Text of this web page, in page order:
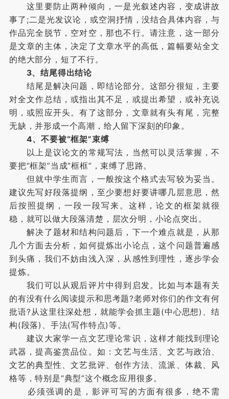
这里要防止两种倾向，一是光叙述内容，变成讲故
事了;二是光发议论，或空洞抒情，没结合具体内容，与
作品完全脱节，空对空，那也不行。请注意，这一部分
是文章的主体，决定了文章水平的高低，篇幅要站全文
的绝大部分，短了不行。
3、结尾得出结论
结尾是解决问题，即结论部分。这部分很短，主要
对全文作总结，或指出其不足，或提出希望，或补充说
明，或照应开头。有了这部分，文章就有头有尾，完整
无缺，并形成一个高潮，给人留下深刻的印象。
4、不要被“框架”束缚
以上是议论文的常规写法，当然可以灵活掌握，不
要把“框架”当成“框框”，束缚了思路。
但就中学生而言，一般按这个格式去写较为妥当。
建议先写好段落提纲，至少要想好要讲哪几层意思，然
后按照提纲，一段一段写来。这样，论文的框架就很
稳，就可以做大段落清楚，层次分明，小论点突出。
解决了题材和结构问题后，下一个难点就是，从那
几个方面去分析，如何提炼出小论点，这个问题普遍感
到头痛，我们不妨由浅入深，从感性到理性，逐步学会
提炼。
我们可以从观后评片中得到启发。比如与本题有关
的有没有什么阅读提示和思考题?老师对你们的作文有何
批语?从这里往深处想，就能学会抓主题(中心思想)、结
构(段落)、手法(写作特点)等。
建议大家学一点文艺理论常识，这样才能找到理论
武器，提高鉴赏品位。如：文艺与生活、文艺与政治、
文艺的典型性、文艺批评、创作方法、流派、体裁、风
格等，特别是“典型”这个概念应用很多。
必须强调的是，影评可写的方面有很多，绝不需